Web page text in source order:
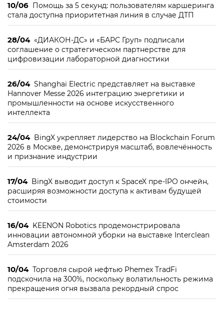
10/06 Помощь за 5 секунд: пользователям каршеринга
стала доступна приоритетная линия в случае ДТП
28/04 «ДИАКОН-ДС» и «БАРС Груп» подписали
соглашение о стратегическом партнерстве для
цифровизации лабораторной диагностики
26/04 Shanghai Electric представляет на выставке
Hannover Messe 2026 интеграцию энергетики и
промышленности на основе искусственного
интеллекта
24/04 BingX укрепляет лидерство на Blockchain Forum
2026 в Москве, демонстрируя масштаб, вовлечённость
и признание индустрии
17/04 BingX выводит доступ к SpaceX пре-IPO ончейн,
расширяя возможности доступа к активам будущей
стоимости
16/04 KEENON Robotics продемонстрировала
инновации автономной уборки на выставке Interclean
Amsterdam 2026
10/04 Торговля сырой нефтью Phemex TradFi
подскочила на 300%, поскольку волатильность режима
прекращения огня вызвала рекордный спрос